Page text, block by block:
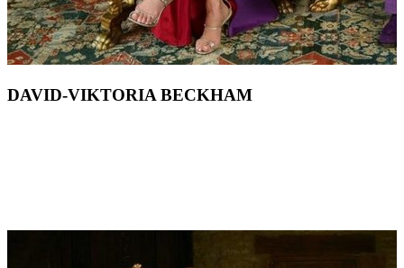
DAVID-VIKTORIA BECKHAM